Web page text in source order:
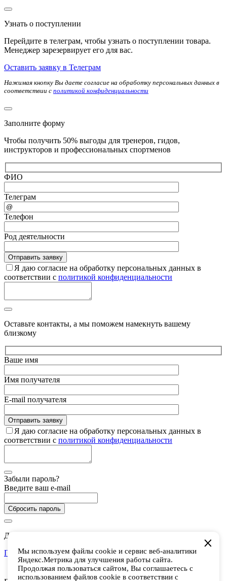
Узнать о поступлении
Перейдите в телеграм, чтобы узнать о поступлении товара.
Менеджер зарезервирует его для вас.
Оставить заявку в Телеграм
Нажимая кнопку Вы даете согласие на обработку персональных данных в
соответствии с политикой конфиденциальности
Заполните форму
Чтобы получить 50% выгоды для тренеров, гидов,
инструкторов и профессиональных спортменов
ФИО
Телеграм
Телефон
Род деятельности
Я даю согласие на обработку персональных данных в
соответствии с политикой конфиденциальности
Оставьте контакты, а мы поможем намекнуть вашему
близкому
Ваше имя
Имя получателя
E-mail получателя
Я даю согласие на обработку персональных данных в
соответствии с политикой конфиденциальности
Забыли пароль?
Введите ваш e-mail
Сбросить пароль
Дарим 5 000 баллов на покупки в CHUKCHA
Присоединиться
Есть аккаунт? Войти
Мы используем файлы cookie и сервис веб-аналитики
Яндекс.Метрика для улучшения работы сайта.
Продолжая пользоваться сайтом, Вы соглашаетесь с
использованием файлов cookie в соответствии с